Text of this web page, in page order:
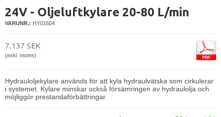
24V - Oljeluftkylare 20-80 L/min
VARUNR.: HY01604
7.137 SEK
(exkl. moms)
Hydrauloljekylare används för att kyla hydraulvätska som cirkulerar
i systemet. Kylare minskar också försämringen av hydraulolja och
möjliggör prestandaförbättringar.